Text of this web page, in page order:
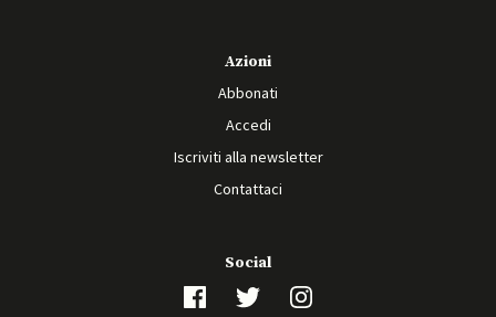
Azioni
Abbonati
Accedi
Iscriviti alla newsletter
Contattaci
Social